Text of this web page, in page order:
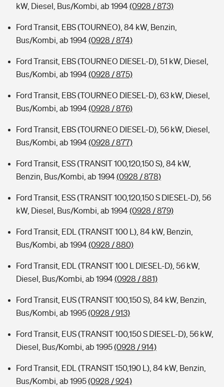
kW, Diesel, Bus/Kombi, ab 1994(0928 / 873)
Ford Transit, EBS (TOURNEO), 84 kW, Benzin,
Bus/Kombi, ab 1994(0928 / 874)
Ford Transit, EBS (TOURNEO DIESEL-D), 51 kW, Diesel,
Bus/Kombi, ab 1994(0928 / 875)
Ford Transit, EBS (TOURNEO DIESEL-D), 63 kW, Diesel,
Bus/Kombi, ab 1994(0928 / 876)
Ford Transit, EBS (TOURNEO DIESEL-D), 56 kW, Diesel,
Bus/Kombi, ab 1994(0928 / 877)
Ford Transit, ESS (TRANSIT 100,120,150 S), 84 kW,
Benzin, Bus/Kombi, ab 1994(0928 / 878)
Ford Transit, ESS (TRANSIT 100,120,150 S DIESEL-D), 56
kW, Diesel, Bus/Kombi, ab 1994(0928 / 879)
Ford Transit, EDL (TRANSIT 100 L), 84 kW, Benzin,
Bus/Kombi, ab 1994(0928 / 880)
Ford Transit, EDL (TRANSIT 100 L DIESEL-D), 56 kW,
Diesel, Bus/Kombi, ab 1994(0928 / 881)
Ford Transit, EUS (TRANSIT 100,150 S), 84 kW, Benzin,
Bus/Kombi, ab 1995(0928 / 913)
Ford Transit, EUS (TRANSIT 100,150 S DIESEL-D), 56 kW,
Diesel, Bus/Kombi, ab 1995(0928 / 914)
Ford Transit, EDL (TRANSIT 150,190 L), 84 kW, Benzin,
Bus/Kombi, ab 1995(0928 / 924)